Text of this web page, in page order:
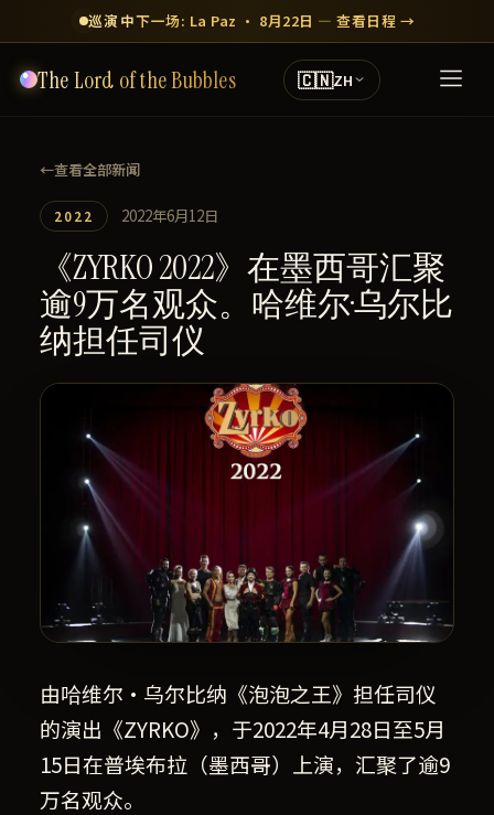
巡演中下一场: La Paz · 8月22日 — 查看日程 →
The Lord of the Bubbles 🇨🇳ZH
←查看全部新闻
2022 2022年6月12日
《ZYRKO 2022》在墨西哥汇聚
逾9万名观众。哈维尔·乌尔比
纳担任司仪
由哈维尔·乌尔比纳《泡泡之王》担任司仪
的演出《ZYRKO》，于2022年4月28日至5月
15日在普埃布拉（墨西哥）上演，汇聚了逾9
万名观众。